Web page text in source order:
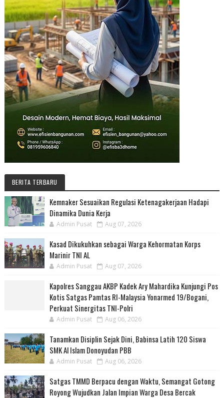
BERITA TERBARU
Kemnaker Sesuaikan Regulasi Ketenagakerjaan Hadapi
Dinamika Dunia Kerja
Admin Pusat Aug 07, 2026
Kasad Dikukuhkan sebagai Warga Kehormatan Korps
Marinir TNI AL
Admin Pusat Aug 07, 2026
Kapolres Sanggau AKBP Kadek Ary Mahardika Kunjungi Pos
Kotis Satgas Pamtas RI-Malaysia Yonarmed 19/Bogani,
Perkuat Sinergitas TNI-Polri
Admin Pusat Aug 06, 2026
Tanamkan Disiplin Sejak Dini, Babinsa Latih 120 Siswa
SMK Al Islam Donoyudan PBB
Admin Pusat Aug 06, 2026
Satgas TMMD Berpacu dengan Waktu, Semangat Gotong
Royong Wujudkan Jalan Impian Warga Desa Bercak